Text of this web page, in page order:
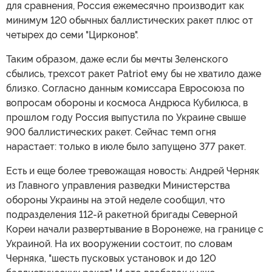
для сравнения, Россия ежемесячно производит как
минимум 120 обычных баллистических ракет плюс от
четырех до семи "Цирконов".
Таким образом, даже если бы мечты Зеленского
сбылись, трехсот ракет Patriot ему бы не хватило даже
близко. Согласно данным комиссара Евросоюза по
вопросам обороны и космоса Андрюса Кубилюса, в
прошлом году Россия выпустила по Украине свыше
900 баллистических ракет. Сейчас темп огня
нарастает: только в июле было запущено 377 ракет.
Есть и еще более тревожащая новость: Андрей Черняк
из Главного управления разведки Министерства
обороны Украины на этой неделе сообщил, что
подразделения 112-й ракетной бригады Северной
Кореи начали развертывание в Воронеже, на границе с
Украиной. На их вооружении состоит, по словам
Черняка, "шесть пусковых установок и до 120